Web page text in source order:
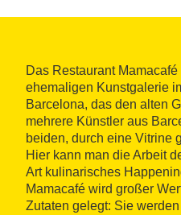
Das Restaurant
ehemaligen Kunstgalerie
Barcelona, das den alten
mehrere Künstler aus
beiden, durch eine Vitrine
Hier kann man die Arbeit
Art kulinarisches
Mamacafé wird großer
Zutaten gelegt: Sie